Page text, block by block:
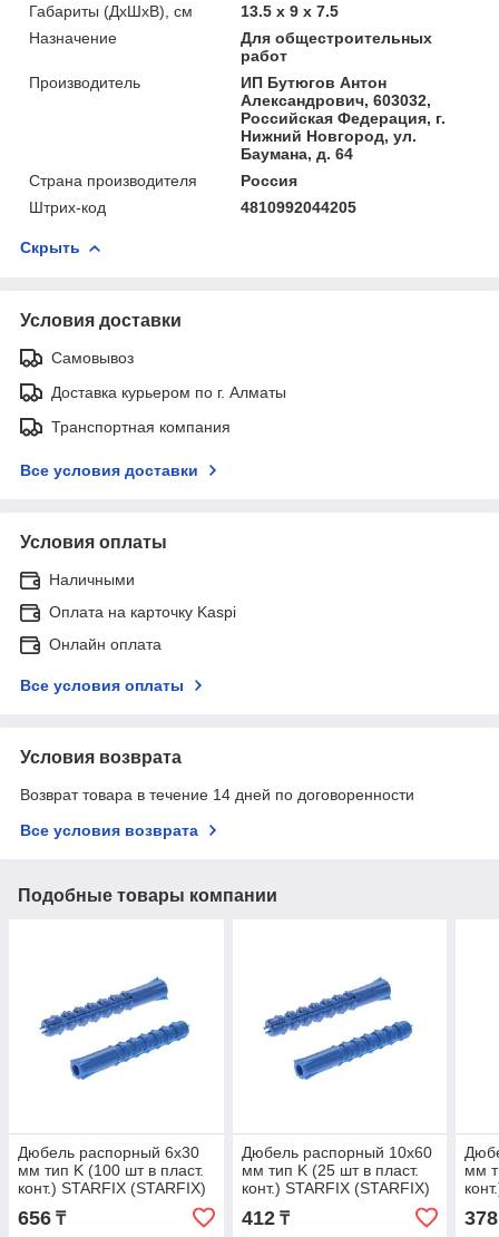
Габариты (ДхШхВ), см
13.5 x 9 x 7.5
Назначение
Для общестроительных
работ
Производитель
ИП Бутюгов Антон
Александрович, 603032,
Российская Федерация, г.
Нижний Новгород, ул.
Баумана, д. 64
Страна производителя
Россия
Штрих-код
4810992044205
Скрыть
Условия доставки
Самовывоз
Доставка курьером по г. Алматы
Транспортная компания
Все условия доставки
Условия оплаты
Наличными
Оплата на карточку Kaspi
Онлайн оплата
Все условия оплаты
Условия возврата
Возврат товара в течение 14 дней по договоренности
Все условия возврата
Подобные товары компании
Дюбель распорный 6х30
мм тип K (100 шт в пласт.
конт.) STARFIX (STARFIX)
(SMP2-41752-100)
656 ₸
Дюбель распорный 10х60
мм тип K (25 шт в пласт.
конт.) STARFIX (STARFIX)
(SMP2-45782-25)
412₸
мм
378